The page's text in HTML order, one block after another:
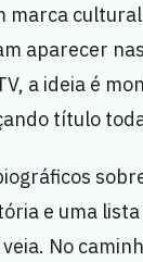
marca
aparecer
a ideia é
título
e uma
No